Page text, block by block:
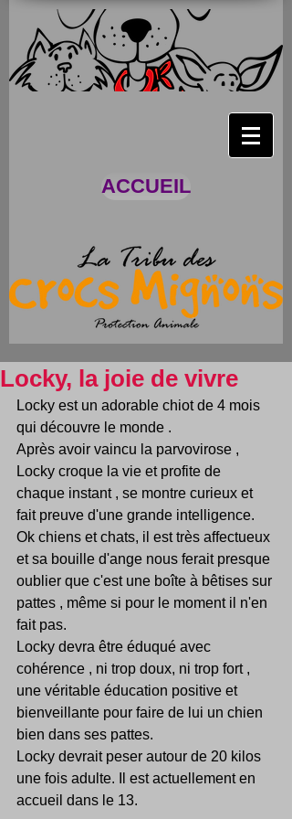
ACCUEIL
Locky, la joie de vivre
Locky est un adorable chiot de 4 mois
qui découvre le monde .
Après avoir vaincu la parvovirose ,
Locky croque la vie et profite de
chaque instant , se montre curieux et
fait preuve d'une grande intelligence.
Ok chiens et chats, il est très affectueux
et sa bouille d'ange nous ferait presque
oublier que c'est une boîte à bêtises sur
pattes , même si pour le moment il n'en
fait pas.
Locky devra être éduqué avec
cohérence , ni trop doux, ni trop fort ,
une véritable éducation positive et
bienveillante pour faire de lui un chien
bien dans ses pattes.
Locky devrait peser autour de 20 kilos
une fois adulte. Il est actuellement en
accueil dans le 13.